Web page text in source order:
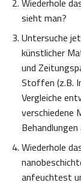
Wiederhole
sieht man?
Untersuche
künstlicher
und
Stoffen (z.B.
Vergleiche
verschiedene
Wiederhole
anfeuchtest